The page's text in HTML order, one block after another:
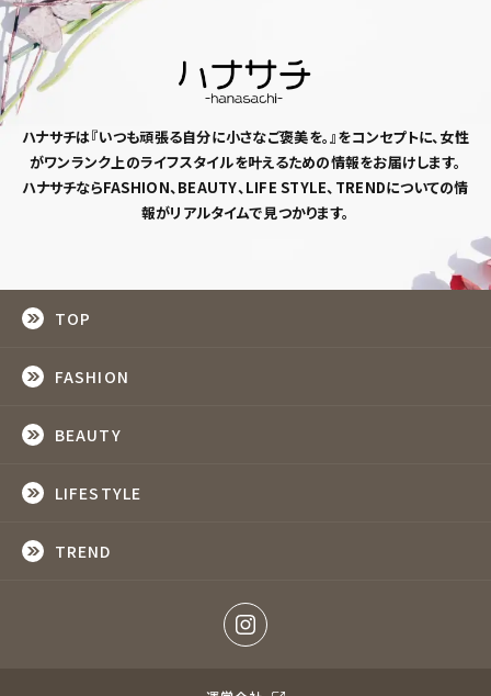
ハナサチは『いつも頑張る自分に小さなご褒美を。』をコンセプトに、女性
がワンランク上のライフスタイルを叶えるための情報をお届けします。
ハナサチならFASHION、BEAUTY、LIFE STYLE、TRENDについての情
報がリアルタイムで見つかります。
TOP
FASHION
BEAUTY
LIFESTYLE
TREND